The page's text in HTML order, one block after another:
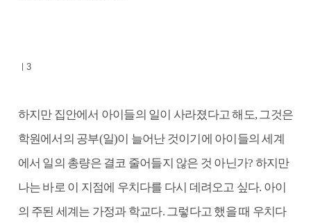
ㅣ3
하지만 집안에서 아이들의 일이 사라졌다고 해도, 그것은
학원에서의 공부(일)이 늘어난 것이기에 아이들의 세계
에서 일의 총량은 결코 줄어들지 않은 것 아닌가? 하지만
나는 바로 이 지점에 우치다를 다시 데려오고 싶다. 아이
의 주된 세계는 가정과 학교다. 그렇다고 했을 때 우치다